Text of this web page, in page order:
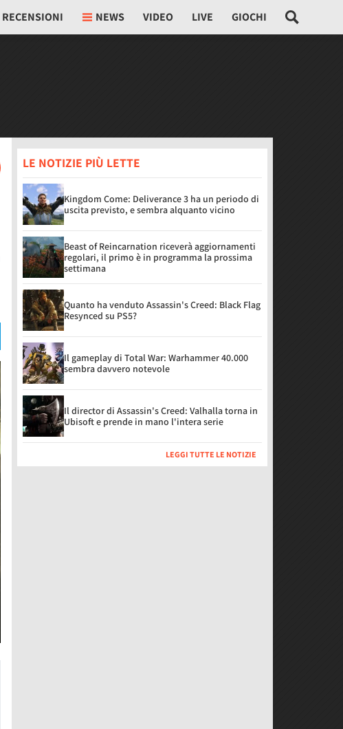
RECENSIONI NEWS VIDEO LIVE GIOCHI
LE NOTIZIE PIÙ LETTE
Kingdom Come: Deliverance 3 ha un periodo di
uscita previsto, e sembra alquanto vicino
Beast of Reincarnation riceverà aggiornamenti
regolari, il primo è in programma la prossima
settimana
Quanto ha venduto Assassin's Creed: Black Flag
Resynced su PS5?
Il gameplay di Total War: Warhammer 40.000
sembra davvero notevole
Il director di Assassin's Creed: Valhalla torna in
Ubisoft e prende in mano l'intera serie
LEGGI TUTTE LE NOTIZIE